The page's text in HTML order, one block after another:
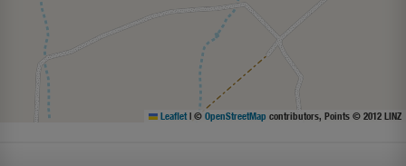
Leaflet | © OpenStreetMap contributors, Points © 2012 LINZ